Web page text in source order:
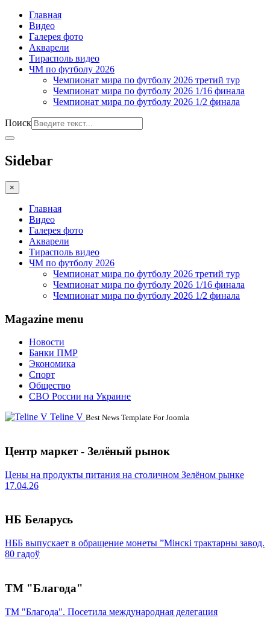
Главная
Видео
Галерея фото
Акварели
Тирасполь видео
ЧМ по футболу 2026
Чемпионат мира по футболу 2026 третий тур
Чемпионат мира по футболу 2026 1/16 финала
Чемпионат мира по футболу 2026 1/2 финала
Поиск
Sidebar
×
Главная
Видео
Галерея фото
Акварели
Тирасполь видео
ЧМ по футболу 2026
Чемпионат мира по футболу 2026 третий тур
Чемпионат мира по футболу 2026 1/16 финала
Чемпионат мира по футболу 2026 1/2 финала
Magazine menu
Новости
Банки ПМР
Экономика
Спорт
Общество
СВО России на Украине
Teline V Best News Template For Joomla
Центр маркет - Зелёный рынок
Цены на продукты питания на столичном Зелёном рынке
17.04.26
НБ Беларусь
НББ выпускает в обращение монеты ”Мінскі трактарны завод.
80 гадоў
ТМ "Благода"
ТМ "Благода". Посетила международная делегация